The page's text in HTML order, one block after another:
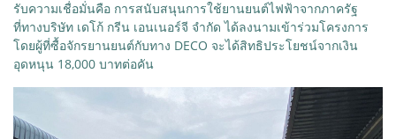
รับความเชื่อมั่นคือ การสนับสนุนการใช้ยานยนต์ไฟฟ้าจากภาครัฐ
ที่ทางบริษัท เดโก้ กรีน เอนเนอร์จี จำกัด ได้ลงนามเข้าร่วมโครงการ
โดยผู้ที่ซื้อจักรยานยนต์กับทาง DECO จะได้สิทธิประโยชน์จากเงิน
อุดหนุน 18,000 บาทต่อคัน